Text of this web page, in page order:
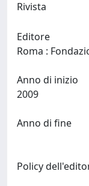
Rivista
Editore
Anno di inizio
Anno di fine
Policy